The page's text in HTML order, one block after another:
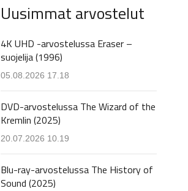
Uusimmat arvostelut
4K UHD -arvostelussa Eraser –
suojelija (1996)
05.08.2026 17.18
DVD-arvostelussa The Wizard of the
Kremlin (2025)
20.07.2026 10.19
Blu-ray-arvostelussa The History of
Sound (2025)